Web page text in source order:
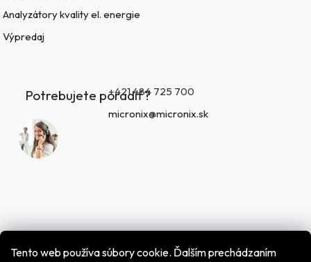
Tento web používa súbory cookie. Ďalším prechádzaním
Analyzátory kvality el. energie
Výpredaj
Potrebujete poradiť?+421 484 725 700
micronix@micronix.sk